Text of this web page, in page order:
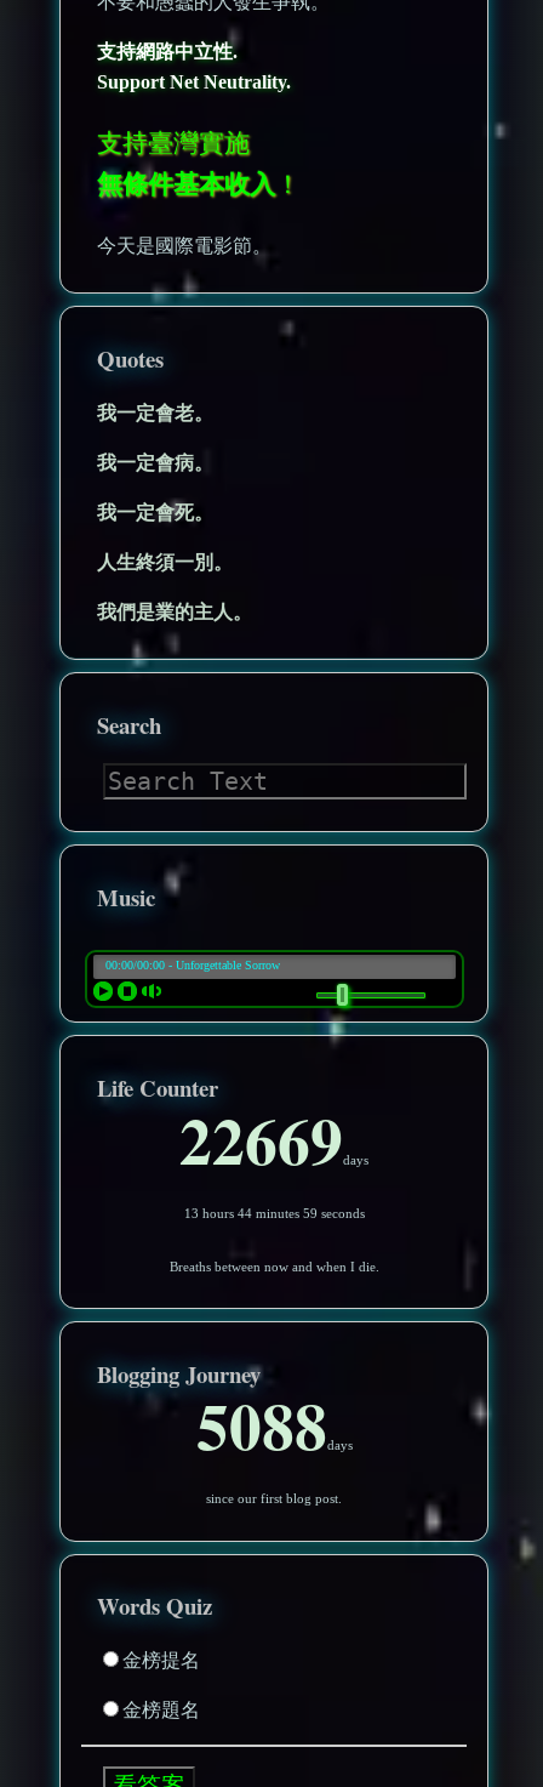
支持網路中立性.
Support Net Neutrality.
支持臺灣實施
無條件基本收入 ！
今天是國際電影節。
Quotes
我一定會老。
我一定會病。
我一定會死。
人生終須一別。
我們是業的主人。
Search
Music
Life Counter
22669days
13 hours 44 minutes 56 seconds
Breaths between now and when I die.
Blogging Journey
5088days
since our first blog post.
Words Quiz
金榜提名
金榜題名